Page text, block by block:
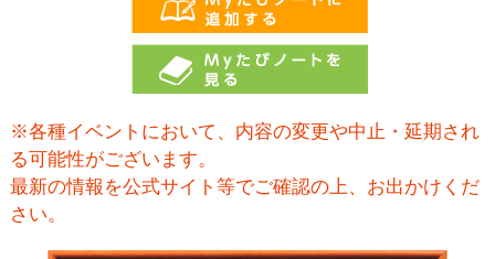
※各種イベントにおいて、内容の変更や中止・延期され
る可能性がございます。
最新の情報を公式サイト等でご確認の上、お出かけくだ
さい。